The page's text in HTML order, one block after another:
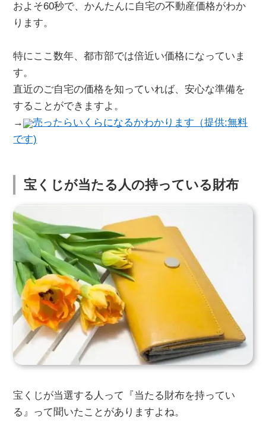
およそ60秒で、かんたんに自宅の不動産価格がわか
ります。
特にここ数年、都市部では倍近い価格になっていま
す。
直近のご自宅の価格を知っていれば、安心な準備を
することができますよ。
→
売ったらいくらになるかわかります（提供:無料
です)
宝くじが当たる人の持っている財布
宝くじが当選する人って『当たる財布を持ってい
る』って聞いたことがありますよね。